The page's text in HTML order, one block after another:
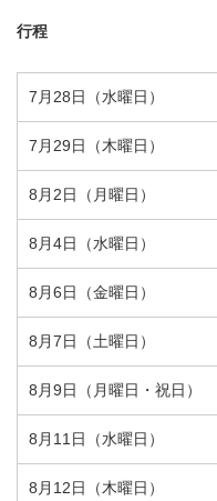
行程
7月28日（水曜日）
7月29日（木曜日）
8月2日（月曜日）
8月4日（水曜日）
8月6日（金曜日）
8月7日（土曜日）
8月9日（月曜日・祝日）
8月11日（水曜日）
8月12日（木曜日）